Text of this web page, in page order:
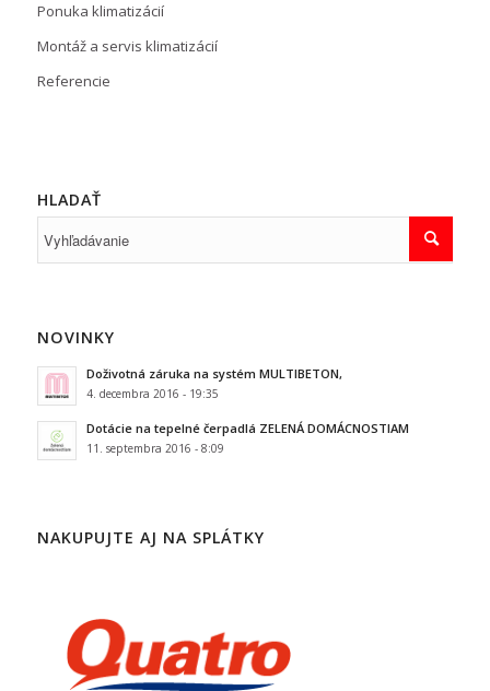
Ponuka klimatizácií
Montáž a servis klimatizácií
Referencie
HLADAŤ
NOVINKY
Doživotná záruka na systém MULTIBETON,
4. decembra 2016 - 19:35
Dotácie na tepelné čerpadlá ZELENÁ DOMÁCNOSTIAM
11. septembra 2016 - 8:09
NAKUPUJTE AJ NA SPLÁTKY